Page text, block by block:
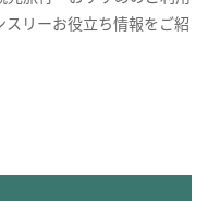
リーお役立ち情報をご紹